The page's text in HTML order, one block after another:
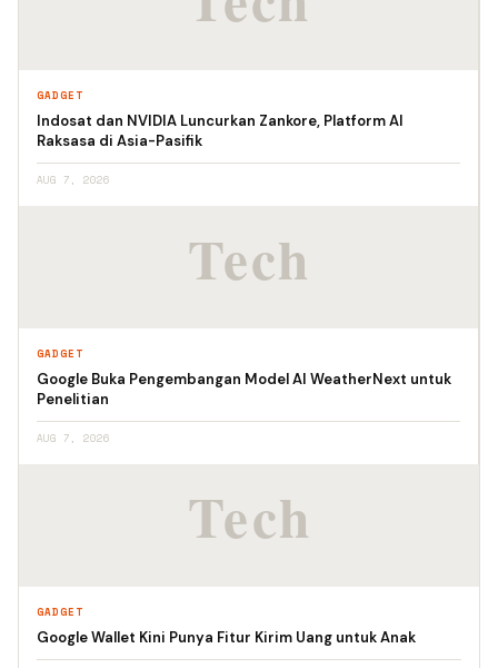
GADGET
Indosat dan NVIDIA Luncurkan Zankore, Platform AI
Raksasa di Asia-Pasifik
AUG 7, 2026
GADGET
Google Buka Pengembangan Model AI WeatherNext untuk
Penelitian
AUG 7, 2026
GADGET
Google Wallet Kini Punya Fitur Kirim Uang untuk Anak